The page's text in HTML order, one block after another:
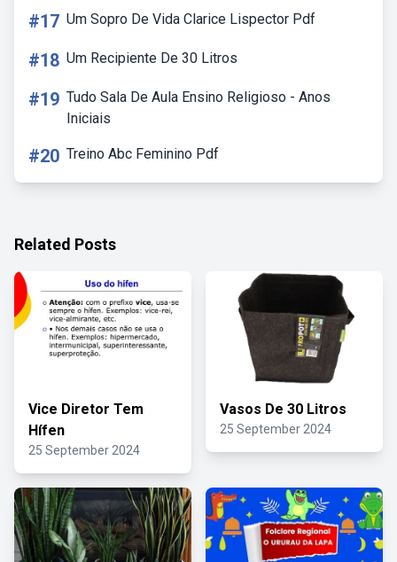
#17 Um Sopro De Vida Clarice Lispector Pdf
#18 Um Recipiente De 30 Litros
#19 Tudo Sala De Aula Ensino Religioso - Anos
Iniciais
#20 Treino Abc Feminino Pdf
Related Posts
Vice Diretor Tem
Hífen
25 September 2024
Vasos De 30 Litros
25 September 2024